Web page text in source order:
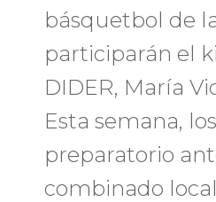
básquetbol de
participarán el
DIDER, María
Esta semana,
preparatorio
combinado